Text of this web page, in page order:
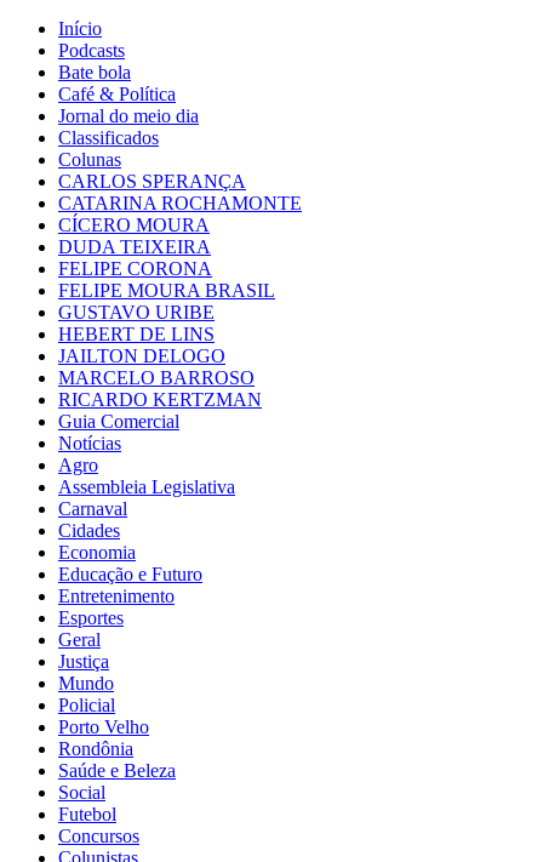
Início
Podcasts
Bate bola
Café & Política
Jornal do meio dia
Classificados
Colunas
CARLOS SPERANÇA
CATARINA ROCHAMONTE
CÍCERO MOURA
DUDA TEIXEIRA
FELIPE CORONA
FELIPE MOURA BRASIL
GUSTAVO URIBE
HEBERT DE LINS
JAILTON DELOGO
MARCELO BARROSO
RICARDO KERTZMAN
Guia Comercial
Notícias
Agro
Assembleia Legislativa
Carnaval
Cidades
Economia
Educação e Futuro
Entretenimento
Esportes
Geral
Justiça
Mundo
Policial
Porto Velho
Rondônia
Saúde e Beleza
Social
Futebol
Concursos